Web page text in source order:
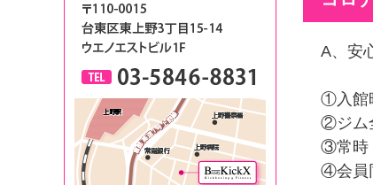
A、安
①入館
②ジム
③常時
④会員